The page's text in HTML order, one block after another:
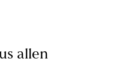
allen